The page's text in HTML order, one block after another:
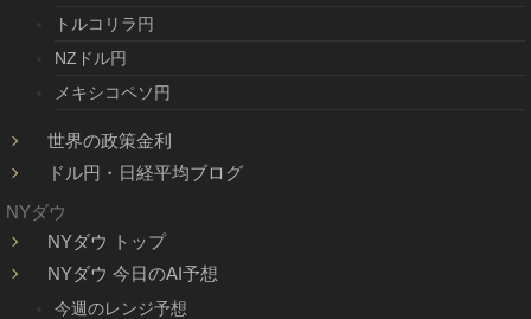
トルコリラ円
NZドル円
メキシコペソ円
世界の政策金利
ドル円・日経平均ブログ
NYダウ
NYダウ トップ
NYダウ 今日のAI予想
今週のレンジ予想